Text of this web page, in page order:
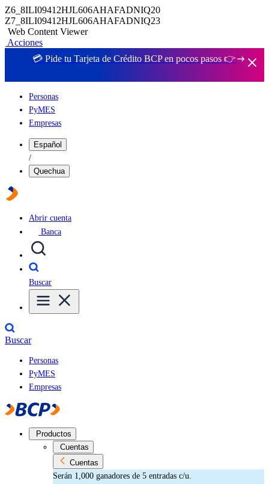
Z6_8ILI09412HJL606AHAFADNIQ20
Z7_8ILI09412HJL606AHAFADNIQ23
Web Content Viewer
Acciones
💳 Pide tu Tarjeta de Crédito BCP en pocos pasos 👉
Personas
PyMES
Empresas
Español
/
Quechua
Abrir cuenta
Banca
Buscar
Buscar
Personas
PyMES
Empresas
Productos
Cuentas
Cuentas
Serán 1,000 ganadores de 5 entradas c/u.